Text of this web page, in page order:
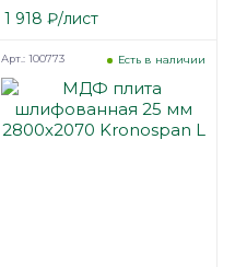
односторонняя Kronospan
1 918 ₽/лист
Есть в наличии
Арт.: 100773